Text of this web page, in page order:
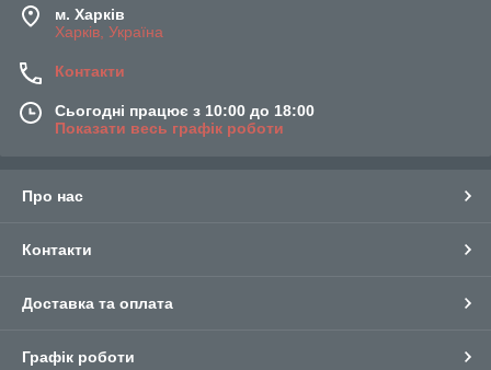
м. Харків
Харків, Україна
Контакти
Сьогодні працює з 10:00 до 18:00
Показати весь графік роботи
Про нас
Контакти
Доставка та оплата
Графік роботи